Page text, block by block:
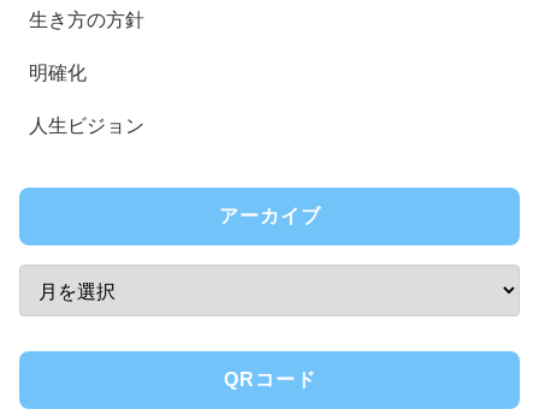
生き方の方針
明確化
人生ビジョン
アーカイブ
QRコード